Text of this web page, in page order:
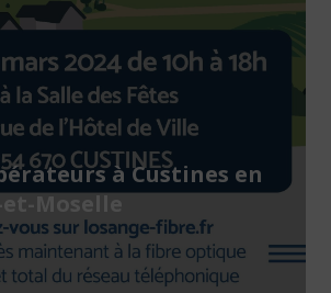
à Custines en
Moselle